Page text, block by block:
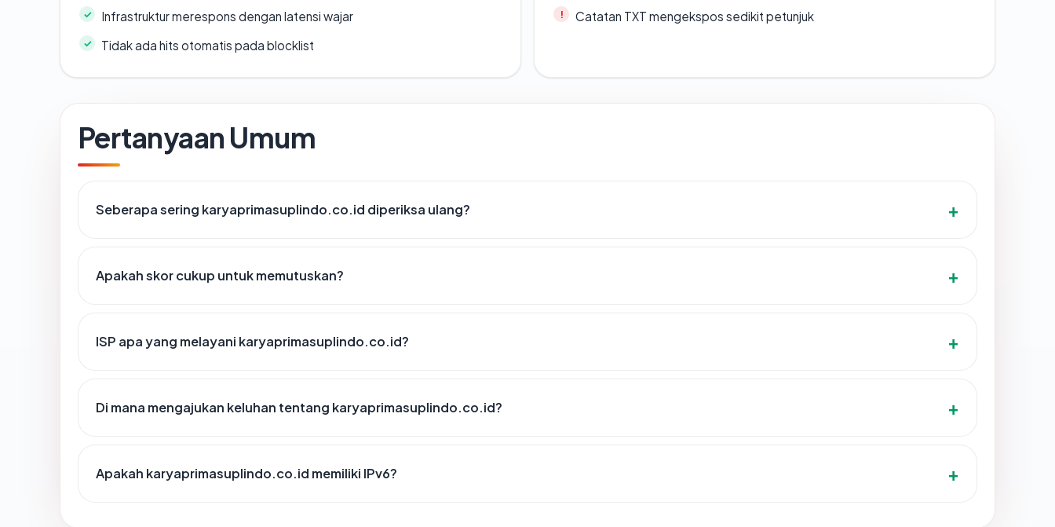
Infrastruktur merespons dengan latensi wajar
Tidak ada hits otomatis pada blocklist
Catatan TXT mengekspos sedikit petunjuk
Pertanyaan Umum
Seberapa sering karyaprimasuplindo.co.id diperiksa ulang?
Apakah skor cukup untuk memutuskan?
ISP apa yang melayani karyaprimasuplindo.co.id?
Di mana mengajukan keluhan tentang karyaprimasuplindo.co.id?
Apakah karyaprimasuplindo.co.id memiliki IPv6?